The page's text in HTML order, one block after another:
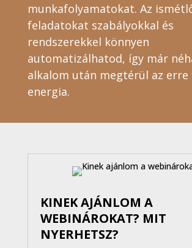
munkafolyamatokat. Az
feladatokat szabályokkal és
rendszerekkel könnyen
automatizálhatod, így már
alkalom után megtérül az
energia.
KINEK AJÁNLOM A
WEBINÁROKAT? MIT
NYERHETSZ?